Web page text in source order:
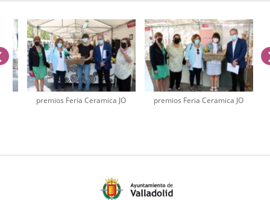
premios Feria Ceramica JO premios Feria Ceramica JO
anterior